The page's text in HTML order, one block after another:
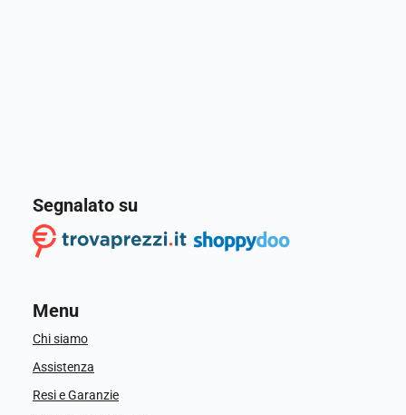
Segnalato su
Menu
Chi siamo
Assistenza
Resi e Garanzie